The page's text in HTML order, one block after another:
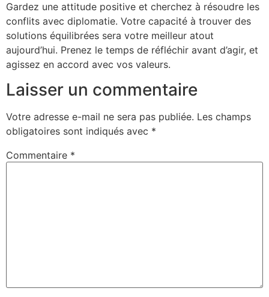
Gardez une attitude positive et cherchez à résoudre les
conflits avec diplomatie. Votre capacité à trouver des
solutions équilibrées sera votre meilleur atout
aujourd’hui. Prenez le temps de réfléchir avant d’agir, et
agissez en accord avec vos valeurs.
Laisser un commentaire
Votre adresse e-mail ne sera pas publiée. Les champs
obligatoires sont indiqués avec *
Commentaire *